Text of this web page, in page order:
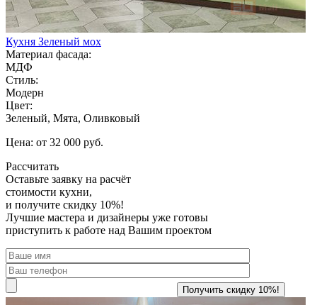
Кухня Зеленый мох
Материал фасада:
МДФ
Стиль:
Модерн
Цвет:
Зеленый, Мята, Оливковый
Цена: от 32 000 руб.
Рассчитать
Оставьте заявку на расчёт
стоимости кухни,
и получите скидку 10%!
Лучшие мастера и дизайнеры уже готовы
приступить к работе над Вашим проектом